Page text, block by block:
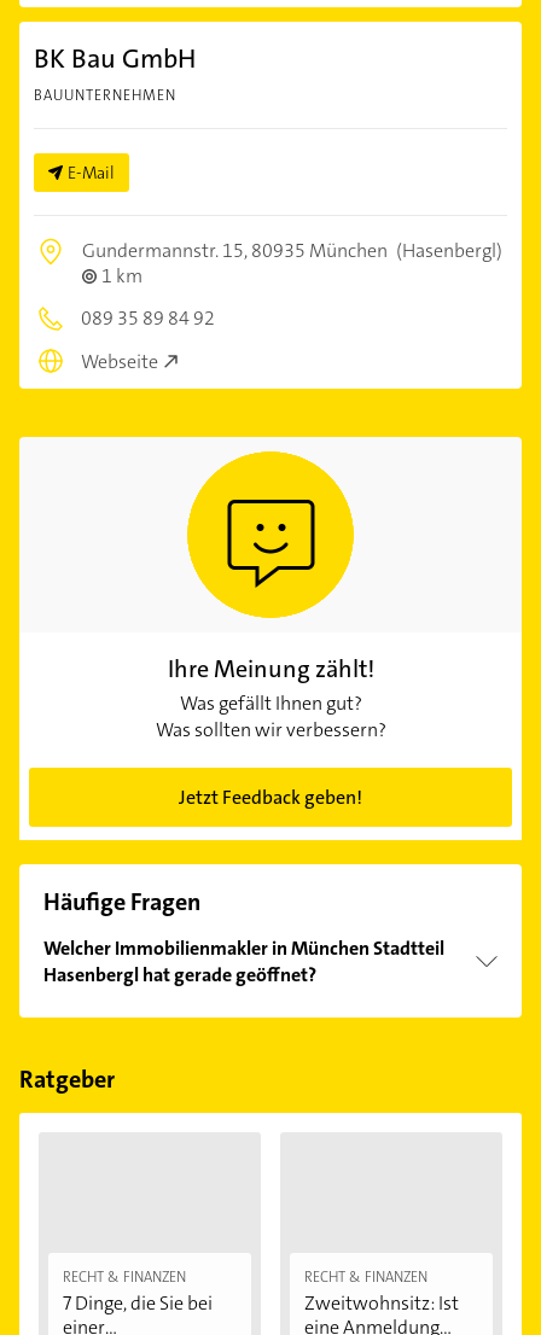
BK Bau GmbH
BAUUNTERNEHMEN
E-Mail
Gundermannstr. 15,80935 München (Hasenbergl)
1 km
089 35 89 84 92
Webseite
Ihre Meinung zählt!
Was gefällt Ihnen gut?
Was sollten wir verbessern?
Jetzt Feedback geben!
Häufige Fragen
Welcher Immobilienmakler in München Stadtteil
Hasenbergl hat gerade geöffnet?
Im Anbieter-Bereich finden Sie alleÖffnungszeiten.
Feiertagen abweichen können.
Ratgeber
RECHT & FINANZEN
7 Dinge, die Sie bei
einer
RECHT & FINANZEN
Zweitwohnsitz: Ist
eine Anmeldung...